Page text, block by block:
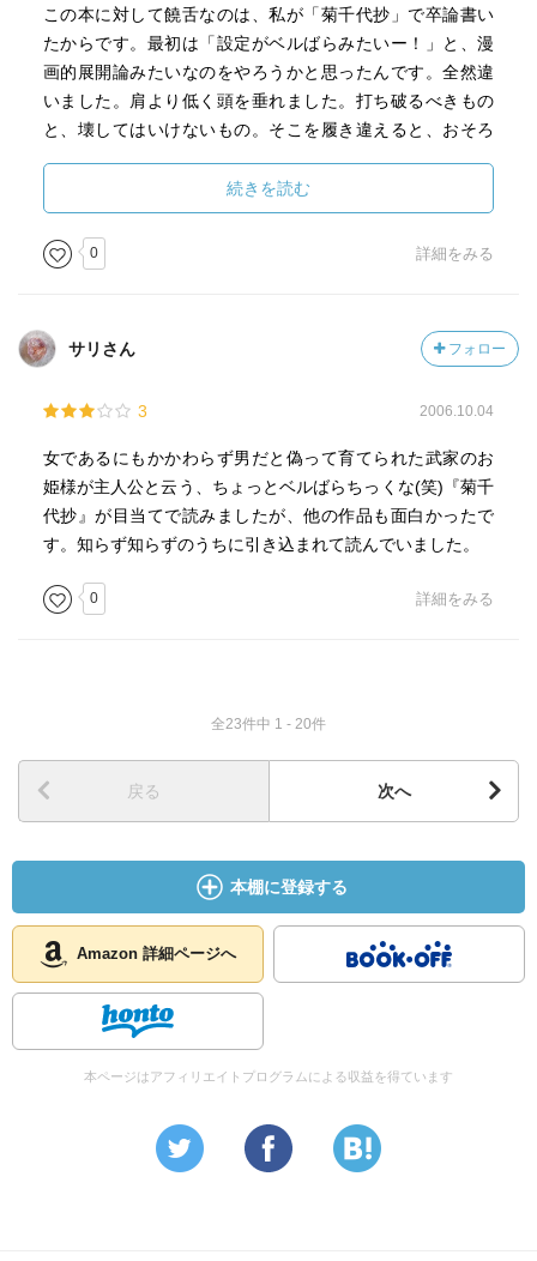
この本に対して饒舌なのは、私が「菊千代抄」で卒論書い
たからです。最初は「設定がベルばらみたいー！」と、漫
画的展開論みたいなのをやろうかと思ったんです。全然違
いました。肩より低く頭を垂れました。打ち破るべきもの
と、壊してはいけないもの。そこを履き違えると、おそろ
続きを読む
0 詳細をみる
サリさん フォロー
3 2006.10.04
女であるにもかかわらず男だと偽って育てられた武家のお
姫様が主人公と云う、ちょっとベルばらちっくな(笑)『菊千
代抄』が目当てで読みましたが、他の作品も面白かったで
す。知らず知らずのうちに引き込まれて読んでいました。
0 詳細をみる
全23件中 1 - 20件
戻る 次へ
本棚に登録する
Amazon 詳細ページへ
本ページはアフィリエイトプログラムによる収益を得ています